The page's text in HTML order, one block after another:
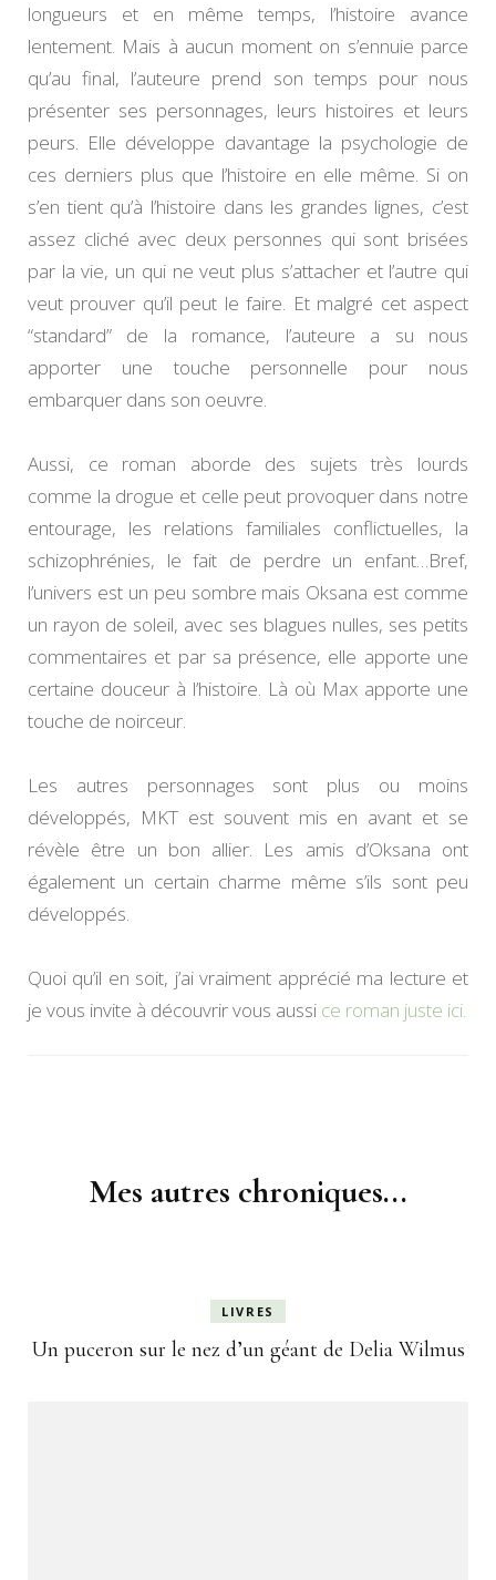
longueurs et en même temps, l’histoire avance
lentement. Mais à aucun moment on s’ennuie parce
qu’au final, l’auteure prend son temps pour nous
présenter ses personnages, leurs histoires et leurs
peurs. Elle développe davantage la psychologie de
ces derniers plus que l’histoire en elle même. Si on
s’en tient qu’à l’histoire dans les grandes lignes, c’est
assez cliché avec deux personnes qui sont brisées
par la vie, un qui ne veut plus s’attacher et l’autre qui
veut prouver qu’il peut le faire. Et malgré cet aspect
“standard” de la romance, l’auteure a su nous
apporter une touche personnelle pour nous
embarquer dans son oeuvre.
Aussi, ce roman aborde des sujets très lourds
comme la drogue et celle peut provoquer dans notre
entourage, les relations familiales conflictuelles, la
schizophrénies, le fait de perdre un enfant…Bref,
l’univers est un peu sombre mais Oksana est comme
un rayon de soleil, avec ses blagues nulles, ses petits
commentaires et par sa présence, elle apporte une
certaine douceur à l’histoire. Là où Max apporte une
touche de noirceur.
Les autres personnages sont plus ou moins
développés, MKT est souvent mis en avant et se
révèle être un bon allier. Les amis d’Oksana ont
également un certain charme même s’ils sont peu
développés.
Quoi qu’il en soit, j’ai vraiment apprécié ma lecture et
je vous invite à découvrir vous aussi ce roman juste ici.
Mes autres chroniques...
LIVRES
Un puceron sur le nez d’un géant de Delia Wilmus